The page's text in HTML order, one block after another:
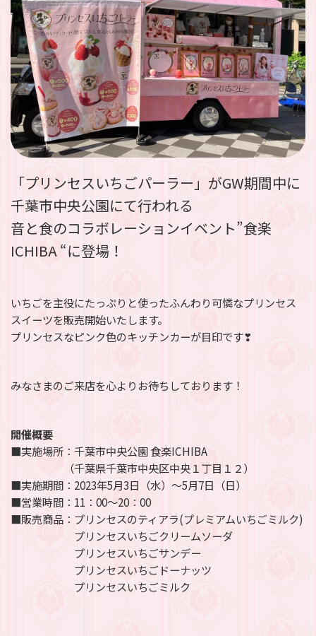
「プリンセスいちごパーラー」がGW期間中に
千葉市中央公園にて行われる
音と食のコラボレーションイベント”食楽
ICHIBA “に登場！
いちごを主役にたっぷりと使ったふんわり可憐なプリンセス
スイーツを販売開始いたします。
プリンセスなピンク色のキッチンカーが目印です❣
みなさまのご来店を心よりお待ちしております！
開催概要
■実施場所：千葉市中央公園 食楽ICHIBA
（千葉県千葉市中央区中央１丁目１２）
■実施期間：2023年5月3日（水）～5月7日（日）
■営業時間：11：00～20：00
■販売商品：プリンセスのティアラ(プレミアムいちごミルク)
プリンセスいちごクリームソーダ
プリンセスいちごサンデー
プリンセスいちごドーナッツ
プリンセスいちごミルク